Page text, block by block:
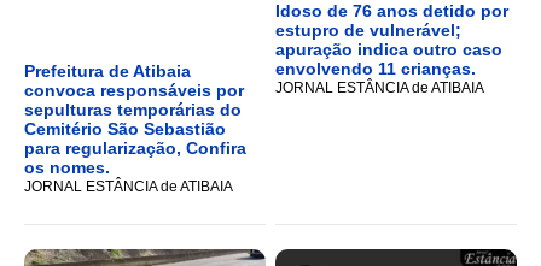
Prefeitura de Atibaia
convoca responsáveis por
sepulturas temporárias do
Cemitério São Sebastião
para regularização, Confira
os nomes.
JORNAL ESTÂNCIA de ATIBAIA
Idoso de 76 anos detido por
estupro de vulnerável;
apuração indica outro caso
envolvendo 11 crianças.
JORNAL ESTÂNCIA de ATIBAIA